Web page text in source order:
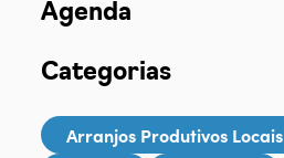
Agenda
Categorias
Arranjos Produtivos Locais